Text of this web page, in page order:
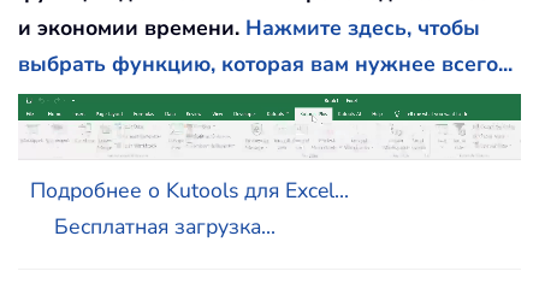
и экономии времени. Нажмите здесь, чтобы
выбрать функцию, которая вам нужнее всего...
Подробнее о Kutools для Excel...
Бесплатная загрузка...